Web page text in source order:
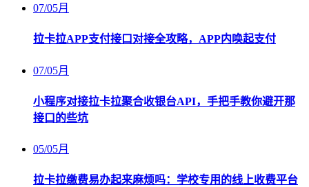
07/05月
拉卡拉APP支付接口对接全攻略，APP内唤起支付
07/05月
小程序对接拉卡拉聚合收银台API，手把手教你避开那
接口的些坑
05/05月
拉卡拉缴费易办起来麻烦吗：学校专用的线上收费平台